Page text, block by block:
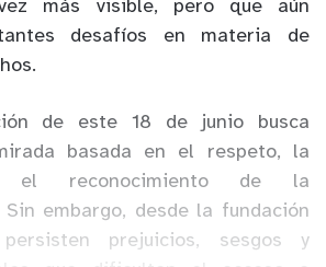
más visible, pero que aún
desafíos en materia de
de este 18 de junio busca
basada en el respeto, la
el reconocimiento de la
Sin embargo, desde la fundación
prejuicios, sesgos y